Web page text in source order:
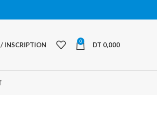
INSCRIPTION 0 DT 0,000